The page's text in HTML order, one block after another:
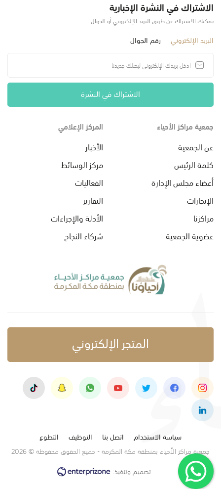
الاشتراك في النشرة الإخبارية
يمكنك الاشتراك عن طريق البريد الإلكتروني أو الجوال
البريد الإلكتروني رقم الجوال
الاشتراك في النشرة
جمعية مراكز الأحياء
عن الجمعية
كلمة الرئيس
أعضاء مجلس الإدارة
الإنجازات
مراكزنا
عضوية الجمعية
المركز الإعلامي
الأخبار
مركز الوسائط
الفعاليات
التقارير
الأدلة والإجراءات
شركاء النجاح
المتجر الإلكتروني
سياسة الاستخدام اتصل بنا التوظيف
التطوع
جمعية مراكز الأحياء بمنطقة مكة المكرمة - جميع الحقوق محفوظة © 2026
تصميم وتنفيذ: